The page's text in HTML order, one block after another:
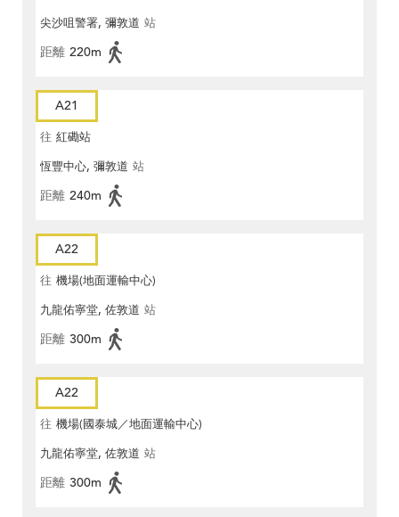
尖沙咀警署, 彌敦道 站
距離 220m
A21
往 紅磡站
恆豐中心, 彌敦道 站
距離 240m
A22
往 機場(地面運輸中心)
九龍佑寧堂, 佐敦道 站
距離 300m
A22
往 機場(國泰城／地面運輸中心)
九龍佑寧堂, 佐敦道 站
距離 300m